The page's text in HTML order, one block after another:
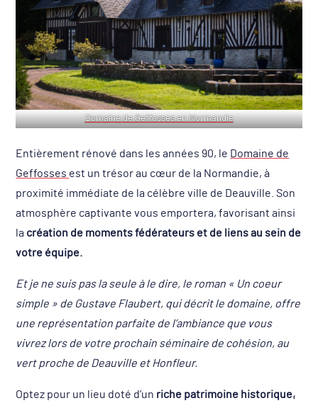
Domaine de Geffosses en Normandie
Entièrement rénové dans les années 90, le Domaine de
Geffosses est un trésor au cœur de la Normandie, à
proximité immédiate de la célèbre ville de Deauville. Son
atmosphère captivante vous emportera, favorisant ainsi
la création de moments fédérateurs et de liens au sein de
votre équipe.
Et je ne suis pas la seule à le dire, le roman « Un coeur
simple » de Gustave Flaubert, qui décrit le domaine, offre
une représentation parfaite de l’ambiance que vous
vivrez lors de votre prochain séminaire de cohésion, au
vert proche de Deauville et Honfleur.
Optez pour un lieu doté d’un riche patrimoine historique,